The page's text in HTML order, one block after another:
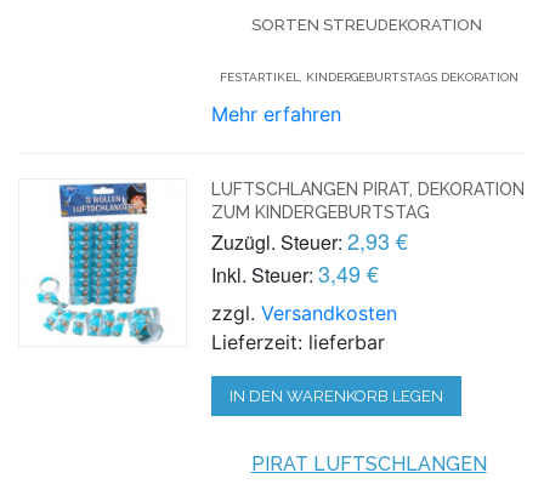
SORTEN STREUDEKORATION
FESTARTIKEL, KINDERGEBURTSTAGS DEKORATION
Mehr erfahren
LUFTSCHLANGEN PIRAT, DEKORATION
ZUM KINDERGEBURTSTAG
Zuzügl. Steuer: 2,93 €
Inkl. Steuer: 3,49 €
zzgl.Versandkosten
Lieferzeit: lieferbar
IN DEN WARENKORB LEGEN
PIRAT LUFTSCHLANGEN